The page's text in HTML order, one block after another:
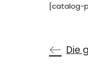
[catalog-
Die